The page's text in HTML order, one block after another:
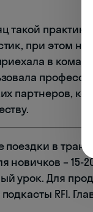
такой
при этом
в
партнеров,
поездки в
новичков – 15-
урок. Для
RFI.